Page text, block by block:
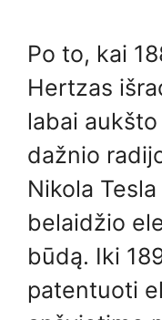
Po to, kai
Hertzas
labai
dažnio
Nikola
belaidžio
būdą. Iki
patentuoti